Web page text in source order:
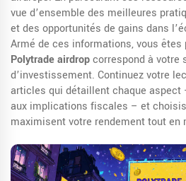
vue d’ensemble des meilleures
et des opportunités de gains dans
Armé de ces informations, vous
Polytrade airdropcorrespond à votre
d’investissement. Continuez votre
articles qui détaillent chaque aspect
aux implications fiscales – et
maximisent votre rendement tout